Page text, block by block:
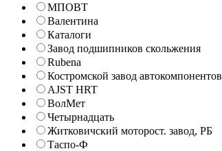
МПОВТ
Валентина
Каталоги
Завод подшипников скольжения
Rubena
Костромской завод автокомпонентов
AJST HRT
ВолМет
Четырнадцать
Житковичский моторост. завод, РБ
Таспо-Ф